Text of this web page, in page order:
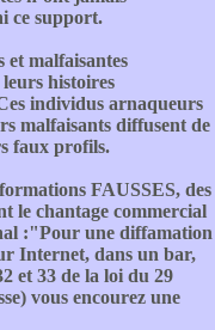
ce support.
et malfaisantes
histoires
individus arnaqueurs
malfaisants diffusent de
faux profils.
FAUSSES, des
le chantage commercial
:"Pour une diffamation
Internet, dans un bar,
et 33 de la loi du 29
vous encourez une